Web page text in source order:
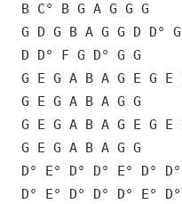
B C° B G A G G G
G D G B A G G D D° G
D D° F G D° G G
G E G A B A G E G E
G E G A B A G G
G E G A B A G E G E
G E G A B A G G
D° E° D° D° E° D°
D° E° D° D° D° E°